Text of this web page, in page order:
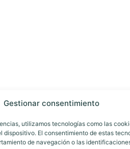
Gestionar consentimiento
utilizamos tecnologías como las
dispositivo. El consentimiento de estas
de navegación o las